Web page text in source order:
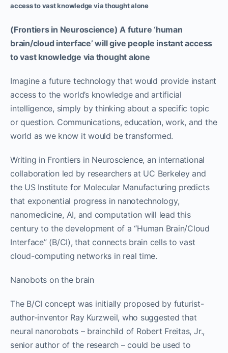
access to vast knowledge via thought alone
(Frontiers in Neuroscience) A future ‘human
brain/cloud interface’ will give people instant access
to vast knowledge via thought alone
Imagine a future technology that would provide instant
access to the world’s knowledge and artificial
intelligence, simply by thinking about a specific topic
or question. Communications, education, work, and the
world as we know it would be transformed.
Writing in Frontiers in Neuroscience, an international
collaboration led by researchers at UC Berkeley and
the US Institute for Molecular Manufacturing predicts
that exponential progress in nanotechnology,
nanomedicine, AI, and computation will lead this
century to the development of a “Human Brain/Cloud
Interface” (B/CI), that connects brain cells to vast
cloud-computing networks in real time.
Nanobots on the brain
The B/CI concept was initially proposed by futurist-
author-inventor Ray Kurzweil, who suggested that
neural nanorobots – brainchild of Robert Freitas, Jr.,
senior author of the research – could be used to